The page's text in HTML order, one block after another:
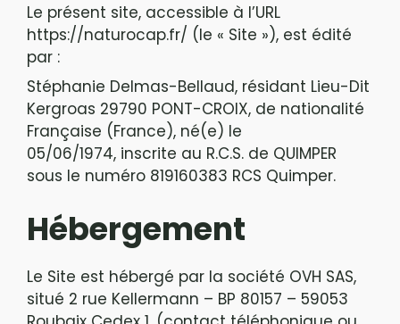
Le présent site, accessible à l’URL
https://naturocap.fr/ (le « Site »), est édité
par :
Stéphanie Delmas-Bellaud, résidant Lieu-Dit
Kergroas 29790 PONT-CROIX, de nationalité
Française (France), né(e) le
05/06/1974, inscrite au R.C.S. de QUIMPER
sous le numéro 819160383 RCS Quimper.
Hébergement
Le Site est hébergé par la société OVH SAS,
situé 2 rue Kellermann – BP 80157 – 59053